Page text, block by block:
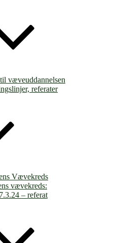
væveuddannelsen
referater
Vævekreds
vævekreds:
– referat